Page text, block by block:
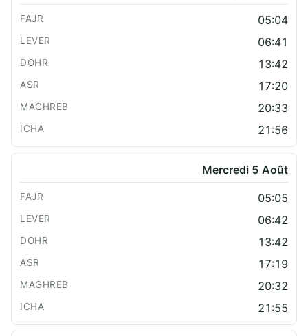
05:04
06:41
13:42
17:20
20:33
21:56
Mercredi 5 Août
05:05
06:42
13:42
17:19
20:32
21:55